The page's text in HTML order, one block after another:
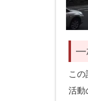
こ
活動